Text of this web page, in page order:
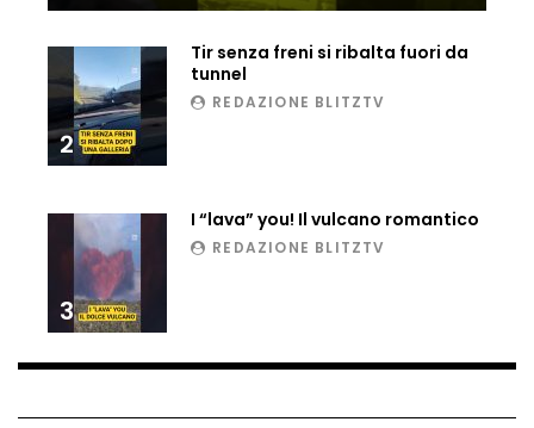
Tir bloccato sul passaggio a livello:
treno lo distrugge
Parco divertimenti, attrazione cede
Auto fuori controllo in Guatemala,
tragedia a Petén
rompighiaccio a Mosca
2
Tir senza freni si ribalta fuori da
tunnel
REDAZIONE BLITZTV
3
I “lava” you! Il vulcano romantico
REDAZIONE BLITZTV